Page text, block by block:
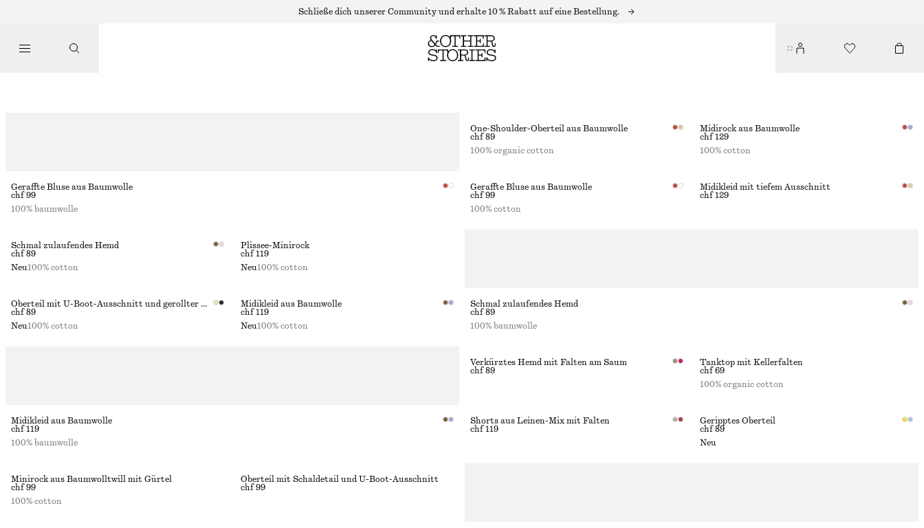
Schließe dich unserer Community und erhalte 10 % Rabatt auf eine Bestellung.
DAS URLAUBS-EDIT
Geraffte Bluse aus Baumwolle
chf 99
100% baumwolle
One-Shoulder-Oberteil aus Baumwolle
chf 89
100% organic cotton
Midirock aus Baumwolle
chf 129
100% cotton
Geraffte Bluse aus Baumwolle
chf 99
100% cotton
Midikleid mit tiefem Ausschnitt
chf 129
Schmal zulaufendes Hemd
chf 89
Neu100% cotton
Plissee-Minirock
chf 119
Neu100% cotton
Schmal zulaufendes Hemd
chf 89
100% baumwolle
Oberteil mit U-Boot-Ausschnitt und gerollter Kante
chf 89
Neu100% cotton
Midikleid aus Baumwolle
chf 119
Neu100% cotton
Midikleid aus Baumwolle
chf 119
100% baumwolle
Verkürztes Hemd mit Falten am Saum
chf 89
Tanktop mit Kellerfalten
chf 69
100% organic cotton
Shorts aus Leinen-Mix mit Falten
chf 119
Geripptes Oberteil
chf 89
Neu
Minirock aus Baumwolltwill mit Gürtel
chf 99
100% cotton
Oberteil mit Schaldetail und U-Boot-Ausschnitt
chf 99